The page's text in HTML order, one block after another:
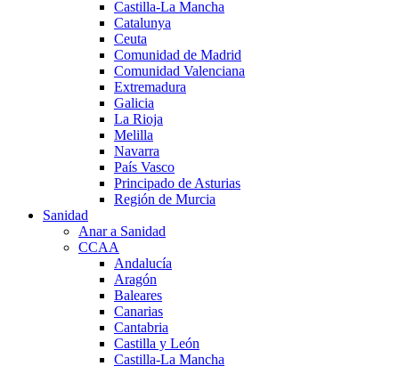
Castilla-La Mancha
Catalunya
Ceuta
Comunidad de Madrid
Comunidad Valenciana
Extremadura
Galicia
La Rioja
Melilla
Navarra
País Vasco
Principado de Asturias
Región de Murcia
Sanidad
Anar a Sanidad
CCAA
Andalucía
Aragón
Baleares
Canarias
Cantabria
Castilla y León
Castilla-La Mancha